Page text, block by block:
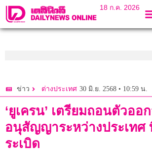
18 ก.ค. 2026
ข่าว ต่างประเทศ 30 มิ.ย. 2568 • 10:59 น.
‘ยูเครน’ เตรียมถอนตัวออ
อนุสัญญาระหว่างประเทศ
ระเบิด